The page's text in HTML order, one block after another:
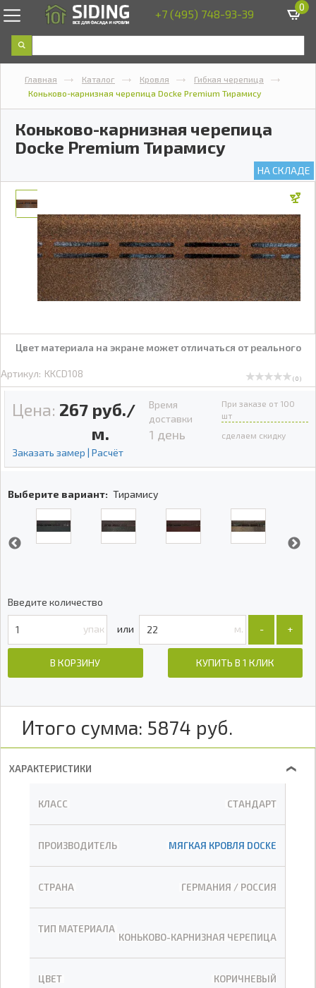
+7 (495) 748-93-39 0
Главная Каталог Кровля
Гибкая черепица
Коньково-карнизная черепица Docke Premium Тирамису
Коньково-карнизная черепица
Docke Premium Тирамису
НА СКЛАДЕ
Цвет материала на экране может отличаться от реального
Артикул: KKCD108 ( 0 )
Цена: 267 руб./
м.
Заказать замер | Расчёт
Время
доставки
1 день
При заказе от 100
шт
сделаем скидку
Выберите вариант: Тирамису
Введите количество
упак м. +
-
В КОРЗИНУ КУПИТЬ В 1 КЛИК
Итого сумма: 5874 руб.
ХАРАКТЕРИСТИКИ ❯
КЛАСС СТАНДАРТ
ПРОИЗВОДИТЕЛЬ МЯГКАЯ КРОВЛЯ DOCKE
СТРАНА ГЕРМАНИЯ / РОССИЯ
ТИП МАТЕРИАЛА
КОНЬКОВО-КАРНИЗНАЯ ЧЕРЕПИЦА
ЦВЕТ КОРИЧНЕВЫЙ